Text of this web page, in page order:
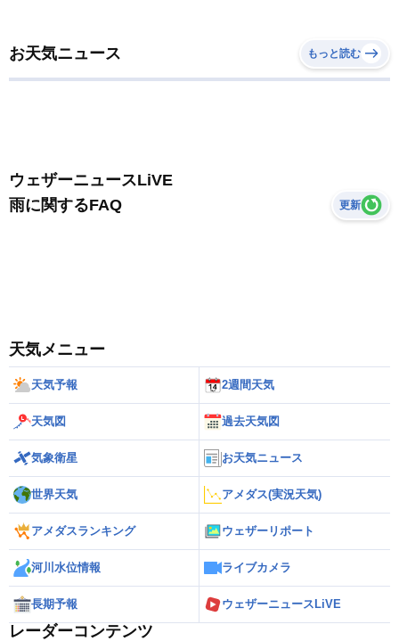
お天気ニュース もっと読む
ウェザーニュースLiVE
雨に関するFAQ
更新
天気メニュー
天気予報 2週間天気
天気図 過去天気図
気象衛星 お天気ニュース
世界天気 アメダス(実況天気)
アメダスランキング ウェザーリポート
河川水位情報 ライブカメラ
長期予報 ウェザーニュースLiVE
レーダーコンテンツ